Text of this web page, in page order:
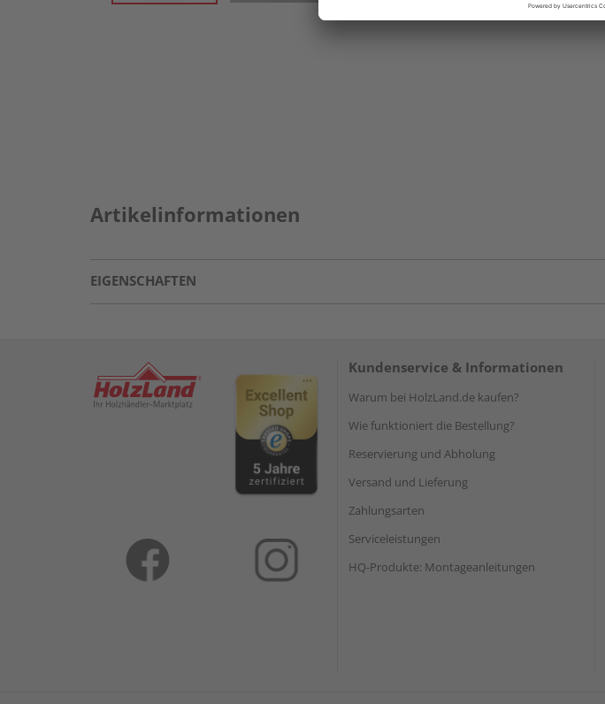
Artikelinformationen
EIGENSCHAFTEN
Kundenservice & Informationen
Warum bei HolzLand.de kaufen?
Wie funktioniert die Bestellung?
Reservierung und Abholung
Versand und Lieferung
Zahlungsarten
Serviceleistungen
HQ-Produkte: Montageanleitungen